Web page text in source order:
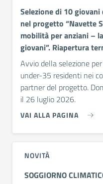
Selezione di 10
nel progetto “Navette
mobilità per anziani –
giovani”. Riapertura
Avvio della selezione
under-35 residenti nei
partner del progetto.
il 26 luglio 2026.
VAI ALLA PAGINA
NOVITÀ
SOGGIORNO